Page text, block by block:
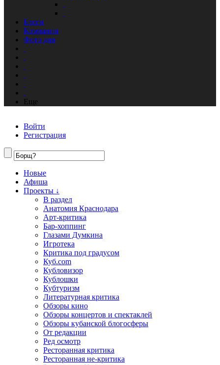
Блоги
Компании
Фото дня
Еще
Войти
Регистрация
Новые
Афиша
Проекты ↓
В раздел
Анатомия Краснодара
Арт-критика
Бар-хоппинг
Глазами Думкина
Игротека
Критика под градусом
Куб.com
Кубловизор
Кублошки
Кубтуризм
Литературная критика
Обзоры кино
Обзоры концертов и спектаклей
Обзоры кубанской блогосферы
От редакции
Ред осмотр
Ресторанная критика
Ресторанная не-критика